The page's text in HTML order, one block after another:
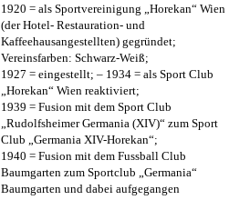
1920 = als Sportvereinigung „Horekan“ Wien
(der Hotel- Restauration- und
Kaffeehausangestellten) gegründet;
Vereinsfarben: Schwarz-Weiß;
1927 = eingestellt; – 1934 = als Sport Club
„Horekan“ Wien reaktiviert;
1939 = Fusion mit dem Sport Club
„Rudolfsheimer Germania (XIV)“ zum Sport
Club „Germania XIV-Horekan“;
1940 = Fusion mit dem Fussball Club
Baumgarten zum Sportclub „Germania“
Baumgarten und dabei aufgegangen